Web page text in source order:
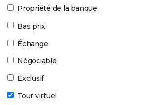
Propriété de la banque
Bas prix
Échange
Négociable
Exclusif
Tour virtuel